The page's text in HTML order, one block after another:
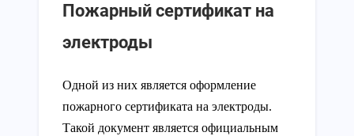
Пожарный сертификат на
электроды
Одной из них является оформление
пожарного сертификата на электроды.
Такой документ является официальным